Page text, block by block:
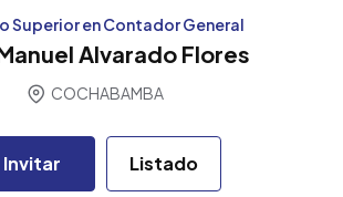
Superior en Contador General
Alvarado Flores
COCHABAMBA
Invitar Listado